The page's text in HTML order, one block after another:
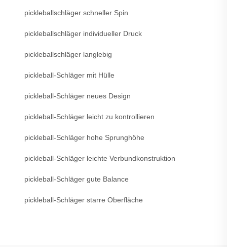
pickleballschläger schneller Spin
pickleballschläger individueller Druck
pickleballschläger langlebig
pickleball-Schläger mit Hülle
pickleball-Schläger neues Design
pickleball-Schläger leicht zu kontrollieren
pickleball-Schläger hohe Sprunghöhe
pickleball-Schläger leichte Verbundkonstruktion
pickleball-Schläger gute Balance
pickleball-Schläger starre Oberfläche